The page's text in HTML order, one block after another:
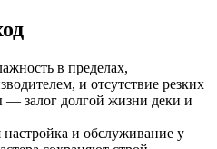
в пределах,
и отсутствие резких
— залог долгой жизни деки и
настройка и обслуживание у